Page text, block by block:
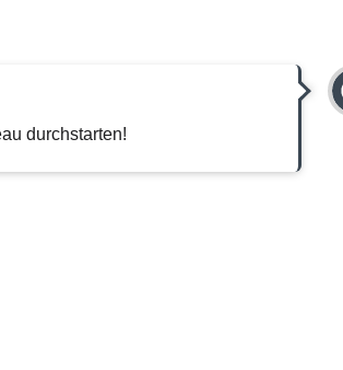
durchstarten!